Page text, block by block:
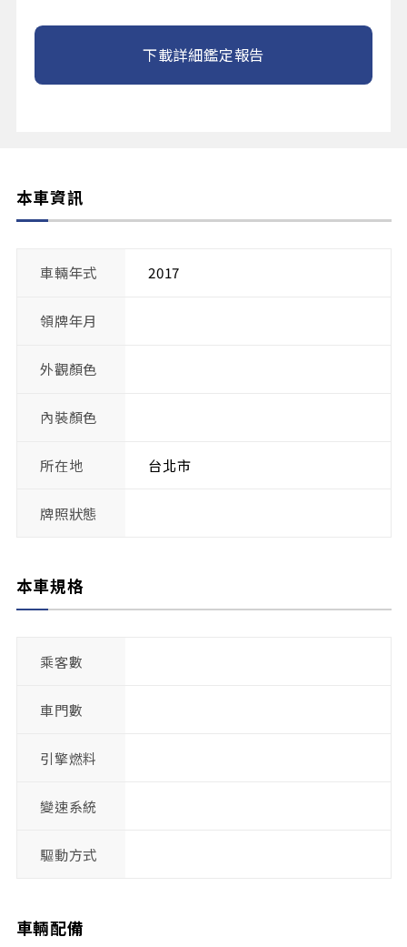
下載詳細鑑定報告
本車資訊
車輛年式 2017
領牌年月
外觀顏色
內裝顏色
所在地 台北市
牌照狀態
本車規格
乘客數
車門數
引擎燃料
變速系統
驅動方式
車輛配備